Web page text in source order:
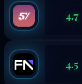
4.7
4.5